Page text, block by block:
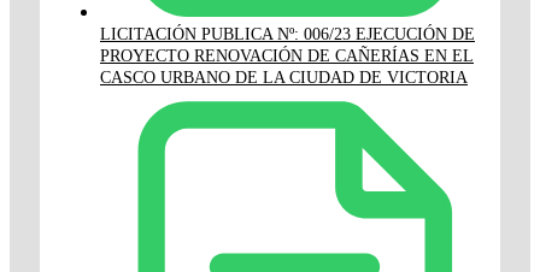
LICITACIÓN PUBLICA Nº: 006/23 EJECUCIÓN DE
PROYECTO RENOVACIÓN DE CAÑERÍAS EN EL
CASCO URBANO DE LA CIUDAD DE VICTORIA